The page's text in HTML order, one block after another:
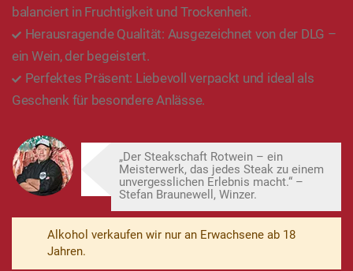
balanciert in Fruchtigkeit und Trockenheit.
Herausragende Qualität: Ausgezeichnet von der DLG –
ein Wein, der begeistert.
Perfektes Präsent: Liebevoll verpackt und ideal als
Geschenk für besondere Anlässe.
„Der Steakschaft Rotwein – ein
Meisterwerk, das jedes Steak zu einem
unvergesslichen Erlebnis macht.“ –
Stefan Braunewell, Winzer.
Alkohol verkaufen wir nur an Erwachsene ab 18
Jahren.